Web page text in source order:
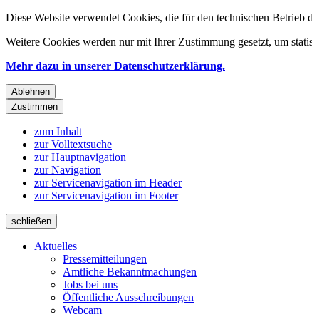
Diese Website verwendet Cookies, die für den technischen Betrieb
Weitere Cookies werden nur mit Ihrer Zustimmung gesetzt, um
Mehr dazu in unserer Datenschutzerklärung.
Ablehnen
Zustimmen
zum Inhalt
zur Volltextsuche
zur Hauptnavigation
zur Navigation
zur Servicenavigation im Header
zur Servicenavigation im Footer
schließen
Aktuelles
Pressemitteilungen
Amtliche Bekanntmachungen
Jobs bei uns
Öffentliche Ausschreibungen
Webcam